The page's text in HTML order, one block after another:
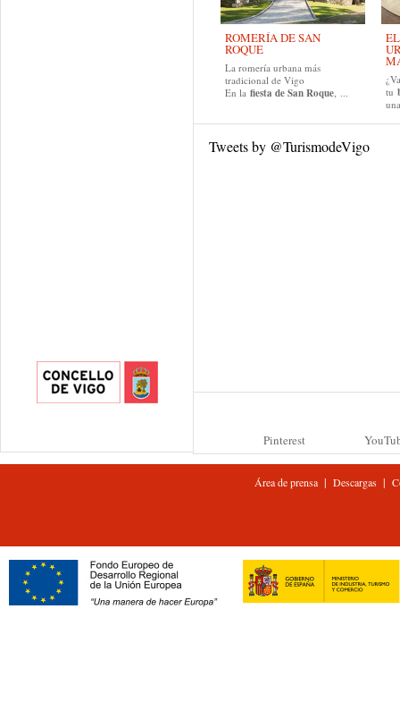
ROMERÍA DE SAN
ROQUE
La romería urbana más
tradicional de Vigo
En la fiesta de San Roque, ...
tu
Tweets by @TurismodeVigo
Pinterest
Área de prensa| Descargas|